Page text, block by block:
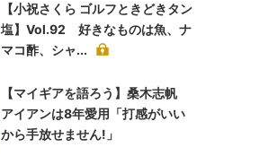
【小祝さくら ゴルフときどきタン
塩】Vol.92 好きなものは魚、ナ
マコ酢、シャ...
【マイギアを語ろう】桑木志帆
アイアンは8年愛用「打感がいい
から手放せません!」